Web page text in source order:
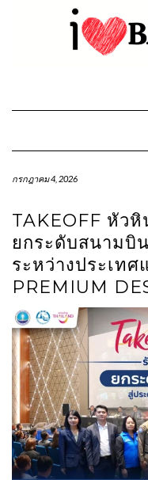
กรกฎาคม 4, 2026
TAKEOFF หัวหิ
ยกระดับสนามบิ
ระหว่างประเท
PREMIUM